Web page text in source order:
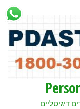
דיגיטליים